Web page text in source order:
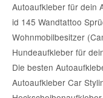
Autoaufkleber für dein
id 145 Wandtattoo
Wohnmobilbesitzer
Hundeaufkleber für
Die besten
Autoaufkleber Car